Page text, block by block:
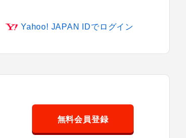
Yahoo! JAPAN IDでログイン
無料会員登録